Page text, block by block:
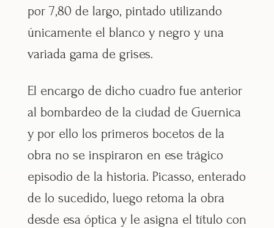
por 7,80 de largo, pintado utilizando
únicamente el blanco y negro y una
variada gama de grises.
El encargo de dicho cuadro fue anterior
al bombardeo de la ciudad de Guernica
y por ello los primeros bocetos de la
obra no se inspiraron en ese trágico
episodio de la historia. Picasso, enterado
de lo sucedido, luego retoma la obra
desde esa óptica y le asigna el título con